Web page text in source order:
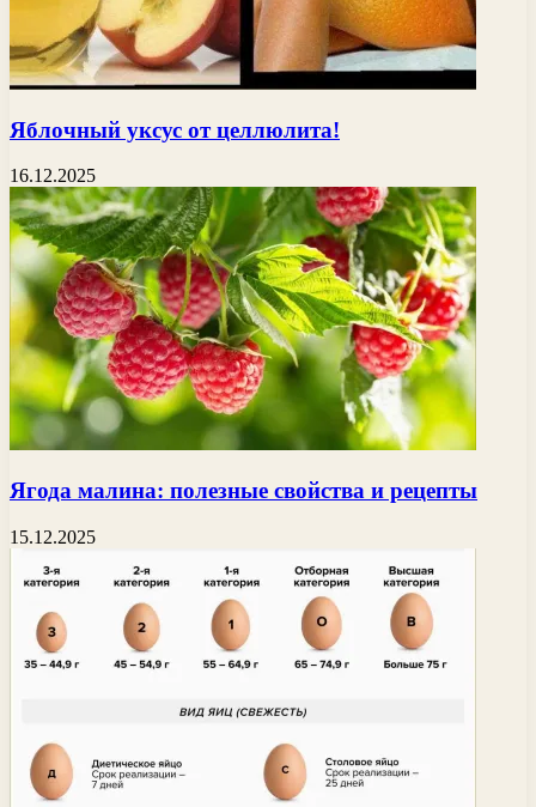
Яблочный уксус от целлюлита!
16.12.2025
Ягода малина: полезные свойства и рецепты
15.12.2025